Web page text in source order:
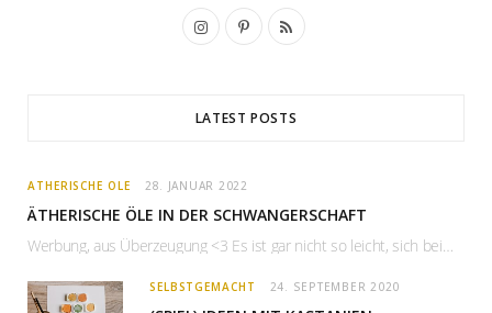
I
g
r
a
P
r
e
s
R
LATEST POSTS
ÄTHERISCHE ÖLE 28. JANUAR 2022
ÄTHERISCHE ÖLE IN DER SCHWANGERSCHAFT
Werbung, aus Überzeugung <3 Es ist gar nicht so leicht, sich bei den typischen Wehwechen…
SELBSTGEMACHT 24. SEPTEMBER 2020